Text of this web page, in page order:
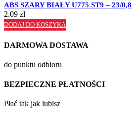
ABS SZARY BIAŁY U775 ST9 – 23/0,8
2.09 zł
DODAJ DO KOSZYKA
DARMOWA DOSTAWA
do punktu odbioru
BEZPIECZNE PŁATNOŚCI
Płać tak jak lubisz